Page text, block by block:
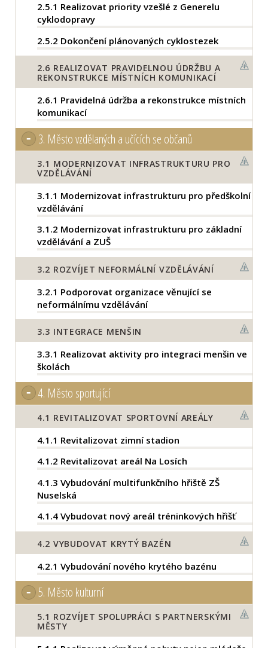
2.5.1 Realizovat priority vzešlé z Generelu
cyklodopravy
2.5.2 Dokončení plánovaných cyklostezek
2.6 REALIZOVAT PRAVIDELNOU ÚDRŽBU A
REKONSTRUKCE MÍSTNÍCH KOMUNIKACÍ
2.6.1 Pravidelná údržba a rekonstrukce místních
komunikací
3. Město vzdělaných a učících se občanů
3.1 MODERNIZOVAT INFRASTRUKTURU PRO
VZDĚLÁVÁNÍ
3.1.1 Modernizovat infrastrukturu pro předškolní
vzdělávání
3.1.2 Modernizovat infrastrukturu pro základní
vzdělávání a ZUŠ
3.2 ROZVÍJET NEFORMÁLNÍ VZDĚLÁVÁNÍ
3.2.1 Podporovat organizace věnující se
neformálnímu vzdělávání
3.3 INTEGRACE MENŠIN
3.3.1 Realizovat aktivity pro integraci menšin ve
školách
4. Město sportující
4.1 REVITALIZOVAT SPORTOVNÍ AREÁLY
4.1.1 Revitalizovat zimní stadion
4.1.2 Revitalizovat areál Na Losích
4.1.3 Vybudování multifunkčního hřiště ZŠ
Nuselská
4.1.4 Vybudovat nový areál tréninkových hřišť
4.2 VYBUDOVAT KRYTÝ BAZÉN
4.2.1 Vybudování nového krytého bazénu
5. Město kulturní
5.1 ROZVÍJET SPOLUPRÁCI S PARTNERSKÝMI
MĚSTY